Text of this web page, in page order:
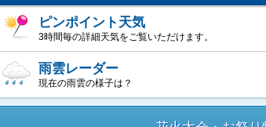
ピンポイント天気
3時間毎の詳細天気をご覧いただけます。
雨雲レーダー
現在の雨雲の様子は？